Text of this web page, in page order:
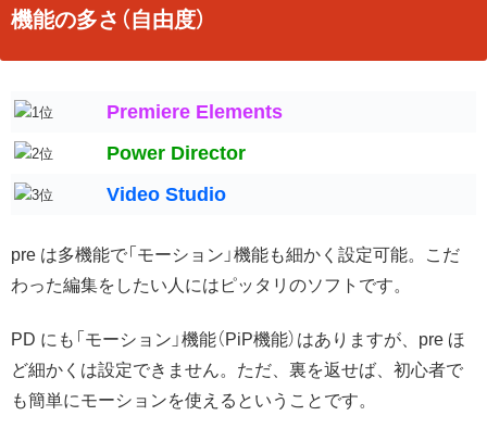
機能の多さ（自由度）
Premiere Elements
Power Director
Video Studio
pre は多機能で「モーション」機能も細かく設定可能。こだ
わった編集をしたい人にはピッタリのソフトです。
PD にも「モーション」機能（PiP機能）はありますが、pre ほ
ど細かくは設定できません。ただ、裏を返せば、初心者で
も簡単にモーションを使えるということです。